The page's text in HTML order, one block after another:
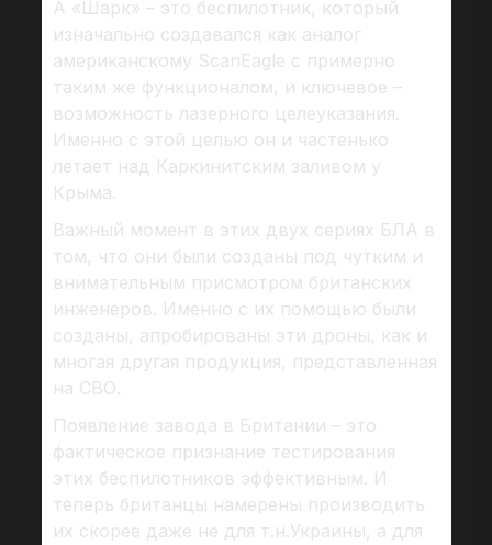
А «Шарк» – это беспилотник, который
изначально создавался как аналог
американскому ScanEagle с примерно
таким же функционалом, и ключевое –
возможность лазерного целеуказания.
Именно с этой целью он и частенько
летает над Каркинитским заливом у
Крыма.
Важный момент в этих двух сериях БЛА в
том, что они были созданы под чутким и
внимательным присмотром британских
инженеров. Именно с их помощью были
созданы, апробированы эти дроны, как и
многая другая продукция, представленная
на СВО.
Появление завода в Британии – это
фактическое признание тестирования
этих беспилотников эффективным. И
теперь британцы намерены производить
их скорее даже не для т.н.Украины, а для